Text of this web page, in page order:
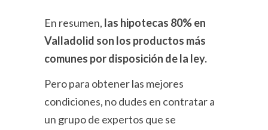
En resumen, las hipotecas 80% en
Valladolid son los productos más
comunes por disposición de la ley.
Pero para obtener las mejores
condiciones, no dudes en contratar a
un grupo de expertos que se